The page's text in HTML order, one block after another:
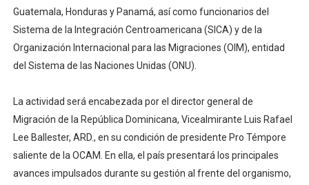
Guatemala, Honduras y Panamá, así como funcionarios del
Sistema de la Integración Centroamericana (SICA) y de la
Organización Internacional para las Migraciones (OIM), entidad
del Sistema de las Naciones Unidas (ONU).
La actividad será encabezada por el director general de
Migración de la República Dominicana, Vicealmirante Luis Rafael
Lee Ballester, ARD., en su condición de presidente Pro Témpore
saliente de la OCAM. En ella, el país presentará los principales
avances impulsados durante su gestión al frente del organismo,